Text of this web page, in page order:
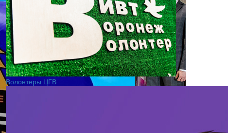
Волонтеры ЦГВ